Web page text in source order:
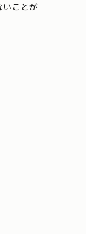
いことが